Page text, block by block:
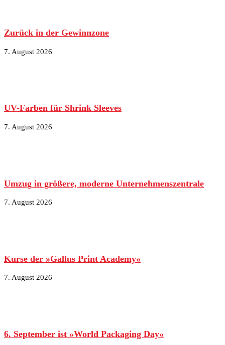
Zurück in der Gewinnzone
7. August 2026
UV-Farben für Shrink Sleeves
7. August 2026
Umzug in größere, moderne Unternehmenszentrale
7. August 2026
Kurse der »Gallus Print Academy«
7. August 2026
6. September ist »World Packaging Day«